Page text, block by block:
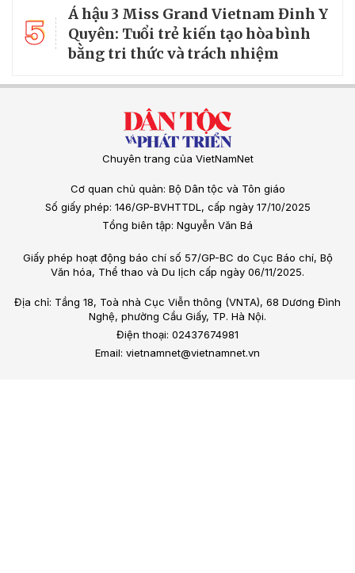
5
Á hậu 3 Miss Grand Vietnam Đinh Y
Quyên: Tuổi trẻ kiến tạo hòa bình
bằng tri thức và trách nhiệm
Chuyên trang của VietNamNet
Cơ quan chủ quản: Bộ Dân tộc và Tôn giáo
Số giấy phép: 146/GP-BVHTTDL, cấp ngày 17/10/2025
Tổng biên tập: Nguyễn Văn Bá
Giấy phép hoạt động báo chí số 57/GP-BC do Cục Báo chí, Bộ
Văn hóa, Thể thao và Du lịch cấp ngày 06/11/2025.
Địa chỉ: Tầng 18, Toà nhà Cục Viễn thông (VNTA), 68 Dương Đình
Nghệ, phường Cầu Giấy, TP. Hà Nội.
Điện thoại: 02437674981
Email: vietnamnet@vietnamnet.vn